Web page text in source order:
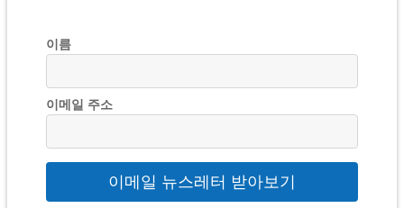
이름
이메일 주소
이메일 뉴스레터 받아보기